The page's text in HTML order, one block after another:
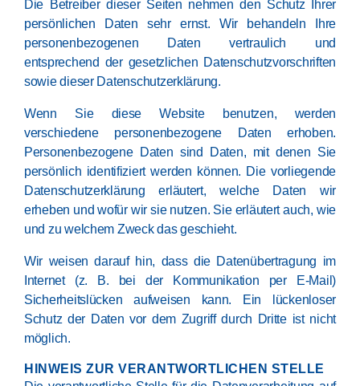
Die Betreiber dieser Seiten nehmen den Schutz Ihrer
persönlichen Daten sehr ernst. Wir behandeln Ihre
personenbezogenen Daten vertraulich und
entsprechend der gesetzlichen Datenschutzvorschriften
sowie dieser Datenschutzerklärung.
Wenn Sie diese Website benutzen, werden
verschiedene personenbezogene Daten erhoben.
Personenbezogene Daten sind Daten, mit denen Sie
persönlich identifiziert werden können. Die vorliegende
Datenschutzerklärung erläutert, welche Daten wir
erheben und wofür wir sie nutzen. Sie erläutert auch, wie
und zu welchem Zweck das geschieht.
Wir weisen darauf hin, dass die Datenübertragung im
Internet (z. B. bei der Kommunikation per E-Mail)
Sicherheitslücken aufweisen kann. Ein lückenloser
Schutz der Daten vor dem Zugriff durch Dritte ist nicht
möglich.
HINWEIS ZUR VERANTWORTLICHEN STELLE